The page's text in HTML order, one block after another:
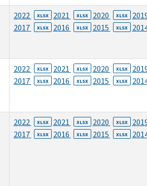
2022 XLSX 2021 XLSX 2020 XLSX
2017 XLSX 2016 XLSX 2015 XLSX
2022 XLSX 2021 XLSX 2020 XLSX
2017 XLSX 2016 XLSX 2015 XLSX
2022 XLSX 2021 XLSX 2020 XLSX
2017 XLSX 2016 XLSX 2015 XLSX